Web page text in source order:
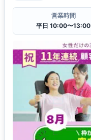
営業時間
平日 10:00〜13:00